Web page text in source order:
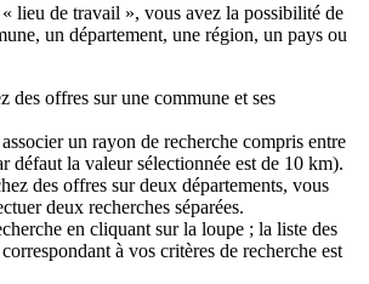
lieu de travail », vous avez la possibilité de
un département, une région, un pays ou
des offres sur une commune et ses
un rayon de recherche compris entre
défaut la valeur sélectionnée est de 10 km).
des offres sur deux départements, vous
deux recherches séparées.
en cliquant sur la loupe ; la liste des
à vos critères de recherche est